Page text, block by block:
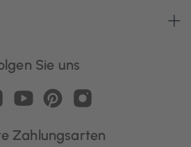
Sie uns
Zahlungsarten